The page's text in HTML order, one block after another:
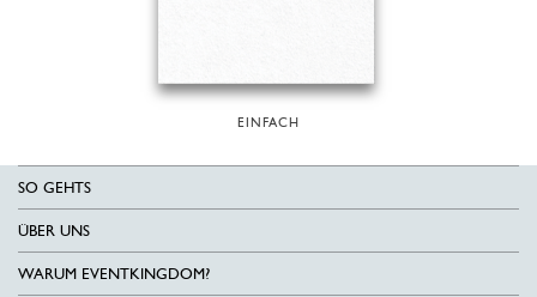
EINFACH
SO GEHTS
ÜBER UNS
WARUM EVENTKINGDOM?